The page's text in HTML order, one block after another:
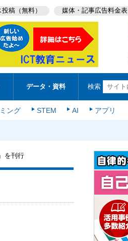
稿（無料） 媒体・記事広告料金表
データ・資料 検索
ング STEM AI アプリ
を刊行